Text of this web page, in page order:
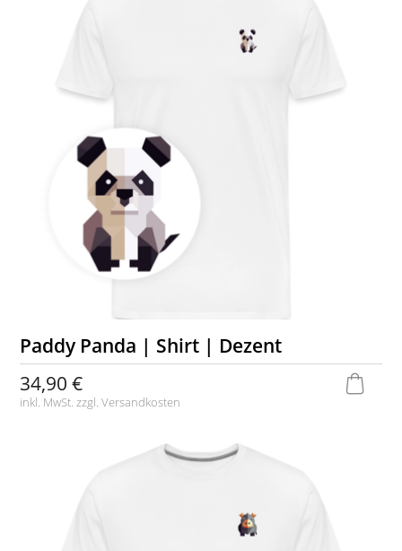
Paddy Panda | Shirt | Dezent
34,90 €
inkl. MwSt. zzgl.Versandkosten